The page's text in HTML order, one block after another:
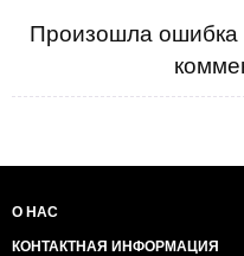
Произошла ошибка
О НАС
КОНТАКТНАЯ ИНФОРМАЦИЯ